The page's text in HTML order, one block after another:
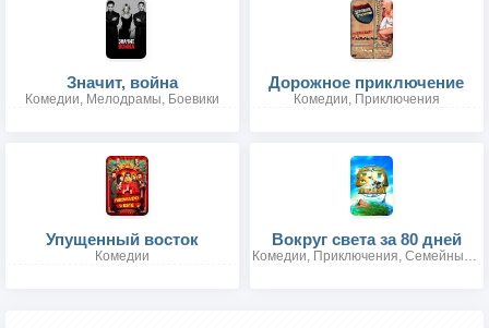
Значит, война
Комедии, Мелодрамы, Боевики
Дорожное приключение
Комедии, Приключения
Упущенный восток
Комедии
Вокруг света за 80 дней
Комедии, Приключения, Семейные, Боевики, Вестерны